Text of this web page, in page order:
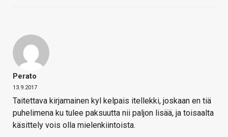
Perato
13.9.2017
Taitettava kirjamainen kyl kelpais itellekki, joskaan en tiä
puhelimena ku tulee paksuutta nii paljon lisää, ja toisaalta
käsittely vois olla mielenkiintoista.